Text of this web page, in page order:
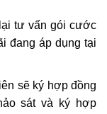
tư vấn gói cước
đang áp dụng tại
sẽ ký hợp đồng
sát và ký hợp